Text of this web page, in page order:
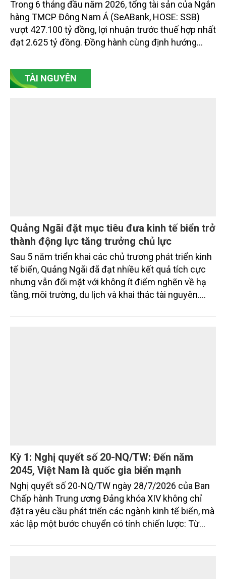
Trong 6 tháng đầu năm 2026, tổng tài sản của Ngân
hàng TMCP Đông Nam Á (SeABank, HOSE: SSB)
vượt 427.100 tỷ đồng, lợi nhuận trước thuế hợp nhất
đạt 2.625 tỷ đồng. Đồng hành cùng định hướng
SeABank tiếp tục duy trì hoạt động hiệu quả, mở
rộng tín dụng, củng cố nguồn vốn và đảm bảo các
TÀI NGUYÊN
Quảng Ngãi đặt mục tiêu đưa kinh tế biển trở
thành động lực tăng trưởng chủ lực
Sau 5 năm triển khai các chủ trương phát triển kinh
tế biển, Quảng Ngãi đã đạt nhiều kết quả tích cực
nhưng vẫn đối mặt với không ít điểm nghẽn về hạ
tầng, môi trường, du lịch và khai thác tài nguyên.
đặt mục tiêu đưa kinh tế biển phát triển nhanh, bền
Kỳ 1: Nghị quyết số 20-NQ/TW: Đến năm
2045, Việt Nam là quốc gia biển mạnh
Nghị quyết số 20-NQ/TW ngày 28/7/2026 của Ban
Chấp hành Trung ương Đảng khóa XIV không chỉ
đặt ra yêu cầu phát triển các ngành kinh tế biển, mà
xác lập một bước chuyển có tính chiến lược: Từ
"phát triển kinh tế ven biển" sang "xây dựng quốc